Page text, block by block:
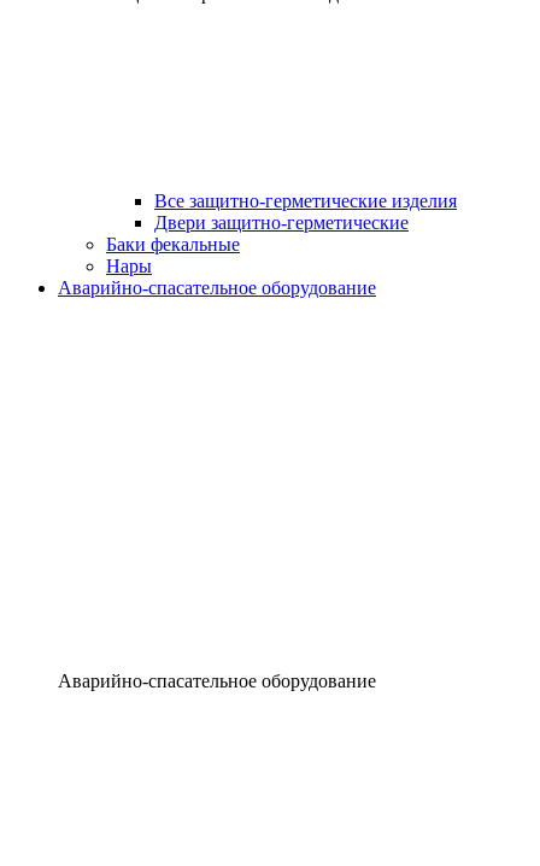
Все защитно-герметические изделия
Двери защитно-герметические
Баки фекальные
Нары
Аварийно-спасательное оборудование
Аварийно-спасательное оборудование